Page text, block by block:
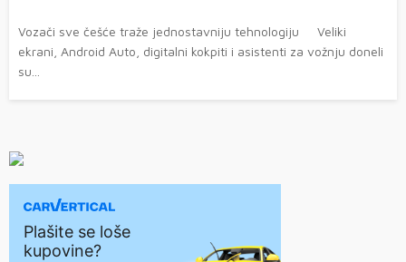
Vozači sve češće traže jednostavniju tehnologiju Veliki
ekrani, Android Auto, digitalni kokpiti i asistenti za vožnju doneli
su...